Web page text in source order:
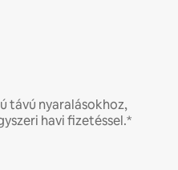
távú nyaralásokhoz,
havi fizetéssel.*